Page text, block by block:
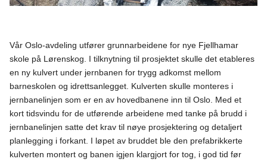
Vår Oslo-avdeling utfører grunnarbeidene for nye Fjellhamar
skole på Lørenskog. I tilknytning til prosjektet skulle det etableres
en ny kulvert under jernbanen for trygg adkomst mellom
barneskolen og idrettsanlegget. Kulverten skulle monteres i
jernbanelinjen som er en av hovedbanene inn til Oslo. Med et
kort tidsvindu for de utførende arbeidene med tanke på brudd i
jernbanelinjen satte det krav til nøye prosjektering og detaljert
planlegging i forkant. I løpet av bruddet ble den prefabrikkerte
kulverten montert og banen igjen klargjort for tog, i god tid før